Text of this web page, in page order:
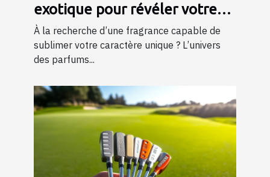
exotique pour révéler votre
personnalité?
À la recherche d’une fragrance capable de
sublimer votre caractère unique ? L’univers
des parfums...